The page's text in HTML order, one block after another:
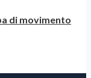
di movimento